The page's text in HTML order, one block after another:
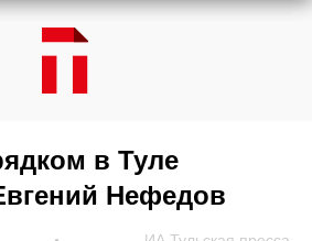
в Туле
Нефедов